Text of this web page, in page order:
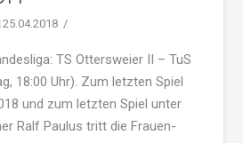
25.04.2018
TS Ottersweier II – TuS
18:00 Uhr). Zum letzten Spiel
und zum letzten Spiel unter
Ralf Paulus tritt die Frauen-